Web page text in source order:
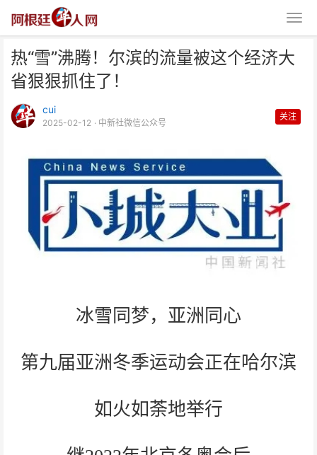
热“雪”沸腾！尔滨的流量被这个经济大
省狠狠抓住了！
cui
2025-02-12 · 中新社微信公众号
关注
冰雪同梦，亚洲同心
第九届亚洲冬季运动会正在哈尔滨
如火如荼地举行
热“雪”沸腾！尔滨的流量被这个经
济大省狠狠抓住了！